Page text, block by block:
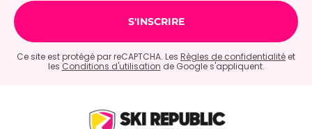
Ce site est protégé par reCAPTCHA. Les Règles de confidentialité et
les Conditions d'utilisation de Google s'appliquent.